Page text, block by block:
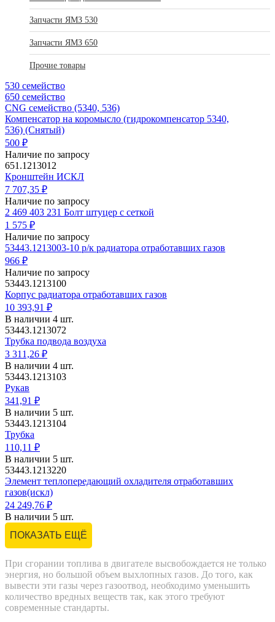
Запчасти ЯМЗ 530
Запчасти ЯМЗ 650
Прочие товары
530 семейство
650 семейство
CNG семейство (5340, 536)
Компенсатор на коромысло (гидрокомпенсатор 5340,
536) (Снятый)
500 ₽
Наличие по запросу
651.1213012
Кронштейн ИСКЛ
7 707,35 ₽
Наличие по запросу
2 469 403 231 Болт штуцер с сеткой
1 575 ₽
Наличие по запросу
53443.1213003-10 р/к радиатора отработавших газов
966 ₽
Наличие по запросу
53443.1213100
Корпус радиатора отработавших газов
10 393,91 ₽
В наличии 4 шт.
53443.1213072
Трубка подвода воздуха
3 311,26 ₽
В наличии 4 шт.
53443.1213103
Рукав
341,91 ₽
В наличии 5 шт.
53443.1213104
Трубка
110,11 ₽
В наличии 5 шт.
53443.1213220
Элемент теплопередающий охладителя отработавших
газов(искл)
24 249,76 ₽
В наличии 5 шт.
ПОКАЗАТЬ ЕЩЁ
При сгорании топлива в двигателе высвобождается не только
энергия, но большой объем выхлопных газов. До того, как
вывести эти газы через газоотвод, необходимо уменьшить
количество вредных веществ так, как этого требуют
современные стандарты.